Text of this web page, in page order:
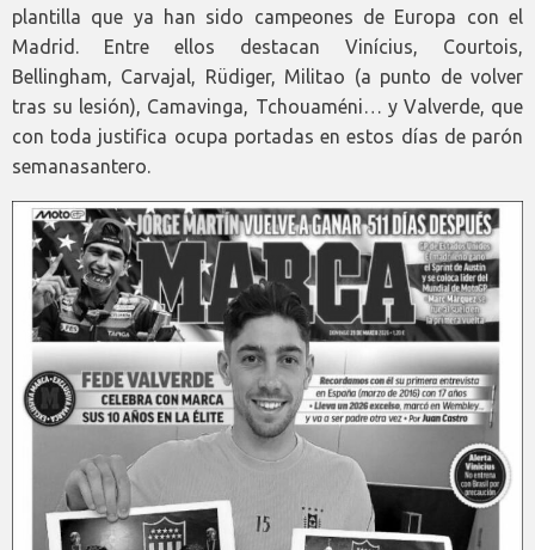
plantilla que ya han sido campeones de Europa con el
Madrid. Entre ellos destacan Vinícius, Courtois,
Bellingham, Carvajal, Rüdiger, Militao (a punto de volver
tras su lesión), Camavinga, Tchouaméni… y Valverde, que
con toda justifica ocupa portadas en estos días de parón
semanasantero.